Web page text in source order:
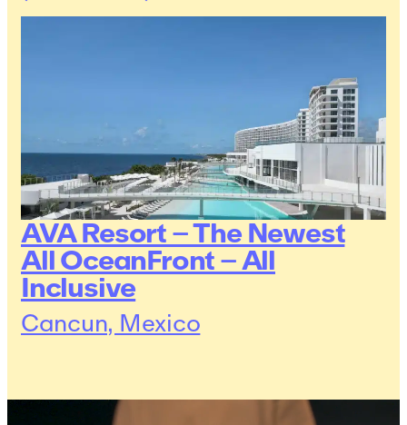
AVA Resort – The Newest
All OceanFront – All
Inclusive
Cancun, Mexico